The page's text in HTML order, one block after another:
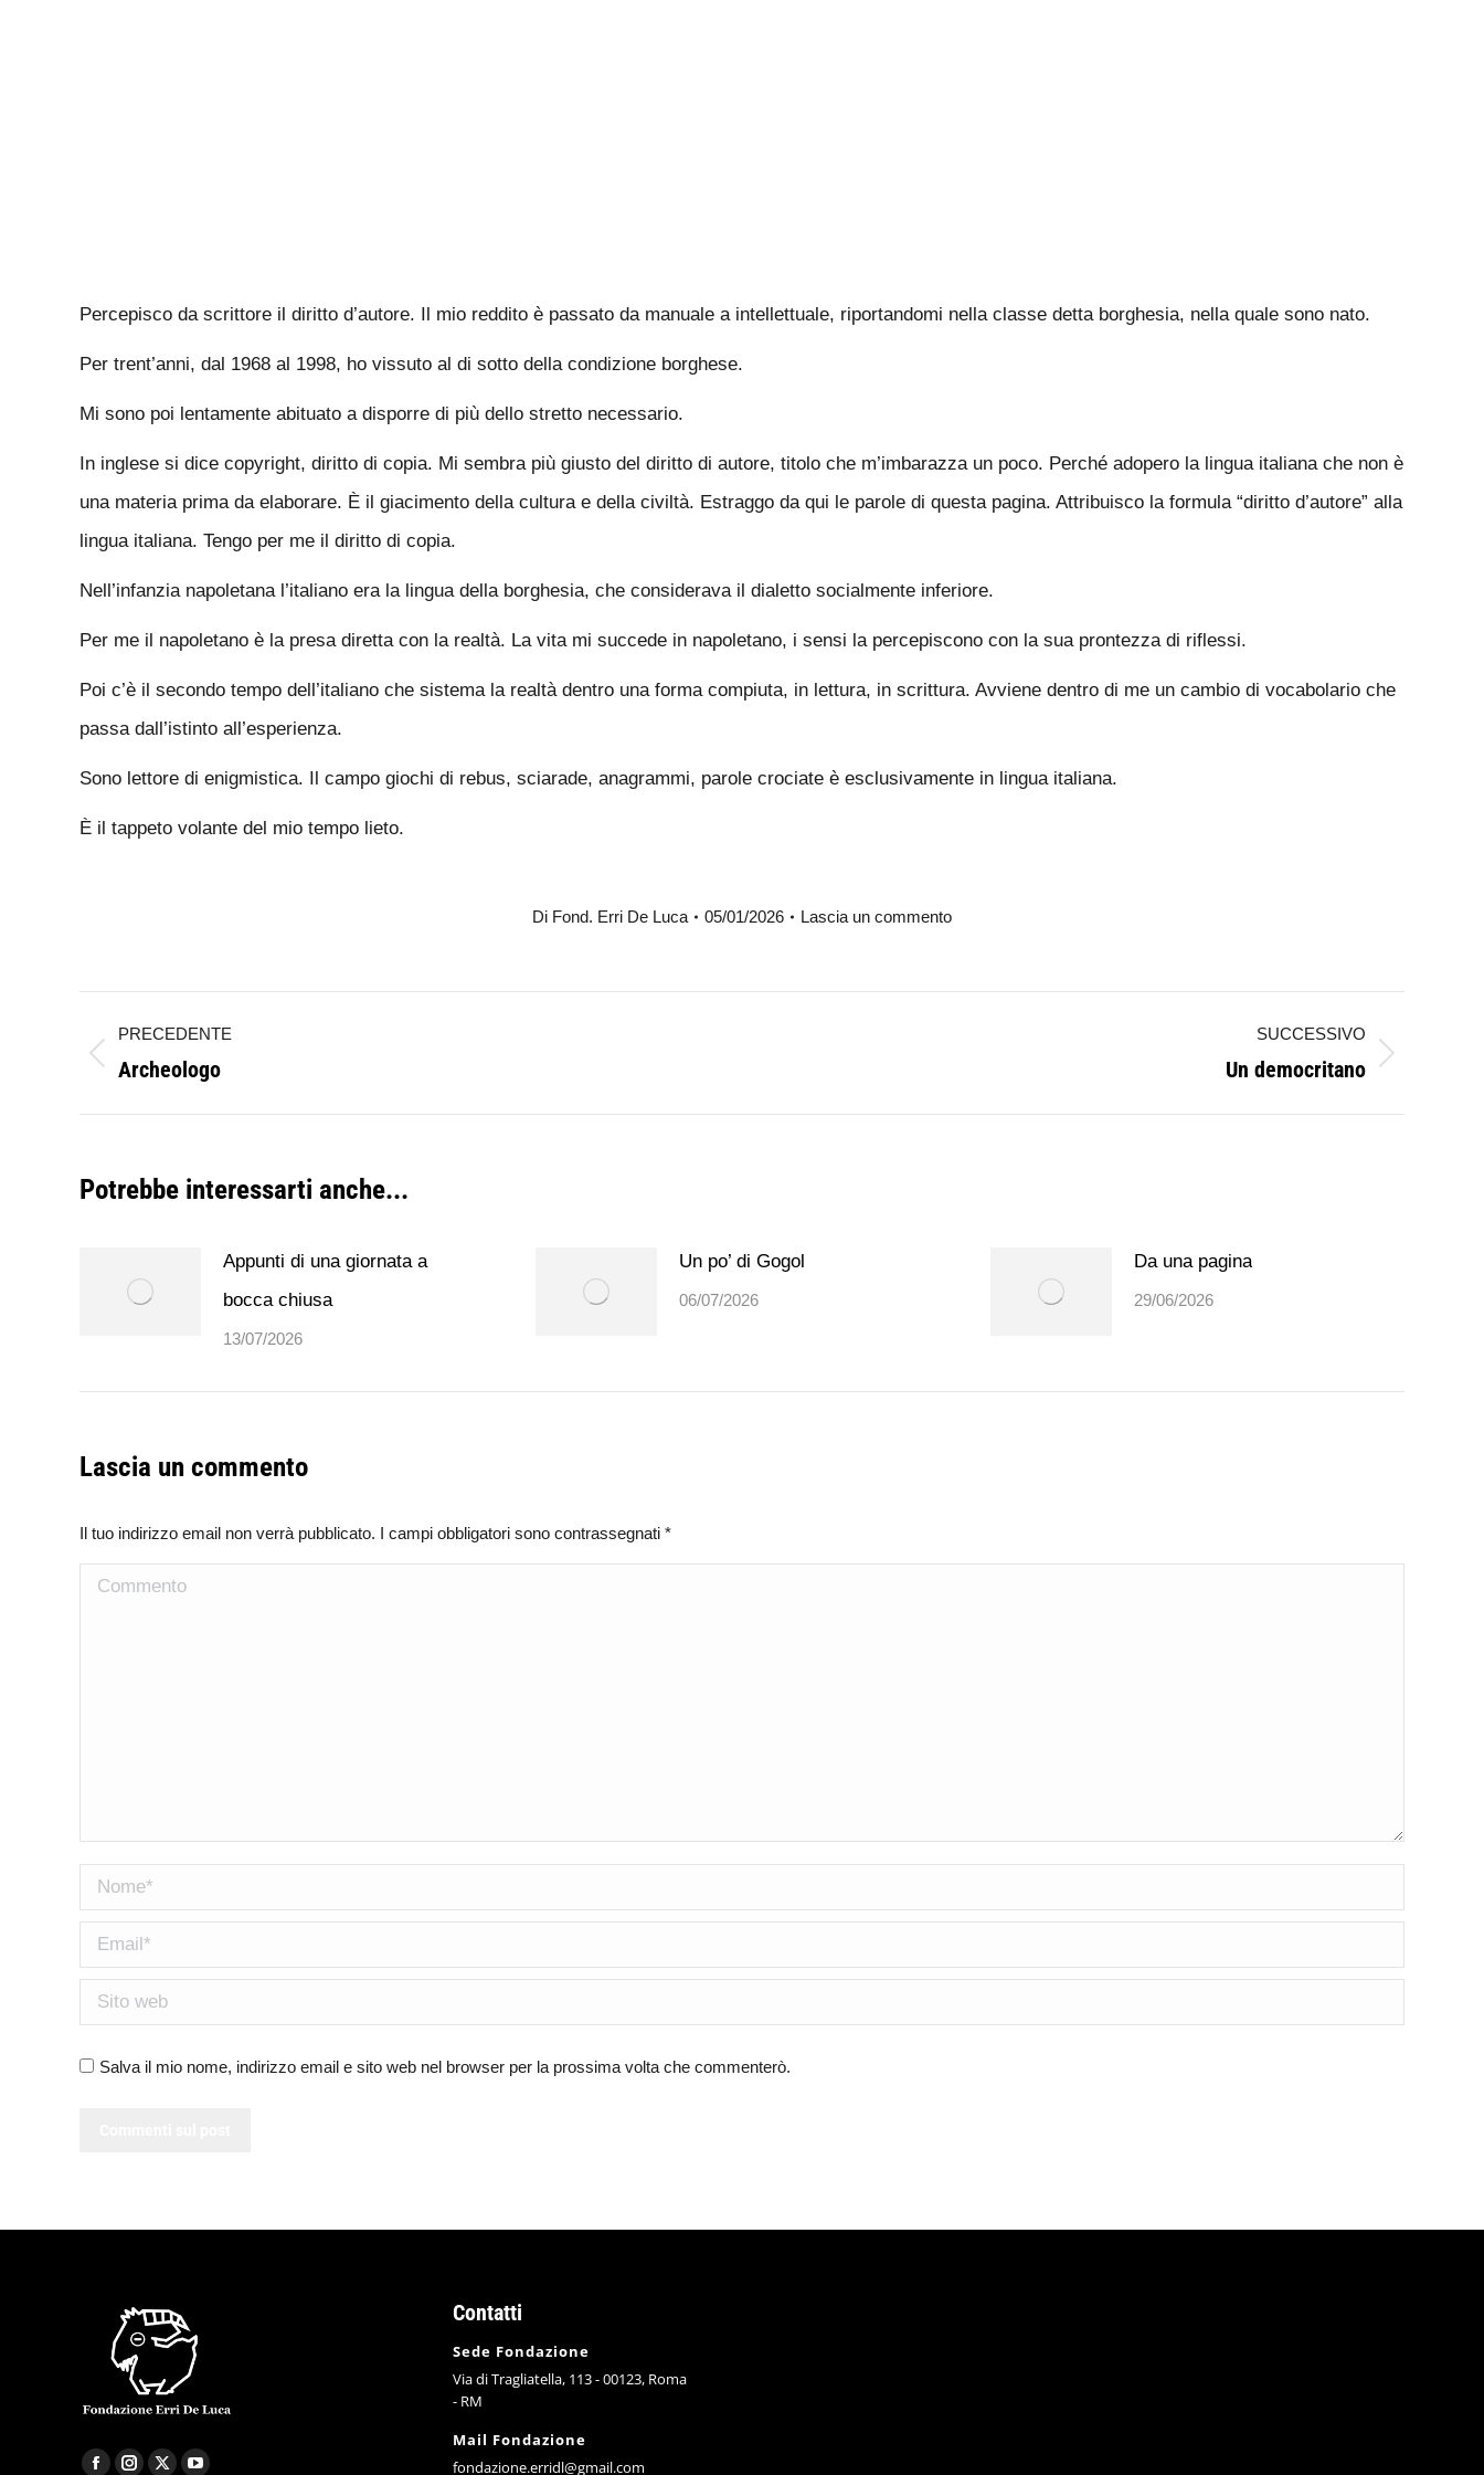
Percepisco da scrittore il diritto d’autore. Il mio reddito è passato da manuale a intellettuale, riportandomi nella classe detta borghesia, nella quale sono nato.
Per trent’anni, dal 1968 al 1998, ho vissuto al di sotto della condizione borghese.
Mi sono poi lentamente abituato a disporre di più dello stretto necessario.
In inglese si dice copyright, diritto di copia. Mi sembra più giusto del diritto di autore, titolo che m’imbarazza un poco. Perché adopero la lingua italiana che non è
una materia prima da elaborare. È il giacimento della cultura e della civiltà. Estraggo da qui le parole di questa pagina. Attribuisco la formula “diritto d’autore” alla
lingua italiana. Tengo per me il diritto di copia.
Nell’infanzia napoletana l’italiano era la lingua della borghesia, che considerava il dialetto socialmente inferiore.
Per me il napoletano è la presa diretta con la realtà. La vita mi succede in napoletano, i sensi la percepiscono con la sua prontezza di riflessi.
Poi c’è il secondo tempo dell’italiano che sistema la realtà dentro una forma compiuta, in lettura, in scrittura. Avviene dentro di me un cambio di vocabolario che
passa dall’istinto all’esperienza.
Sono lettore di enigmistica. Il campo giochi di rebus, sciarade, anagrammi, parole crociate è esclusivamente in lingua italiana.
È il tappeto volante del mio tempo lieto.
Di Fond. Erri De Luca 05/01/2026 Lascia un commento
tra
PRECEDENTE
Post
precedente:
Archeologo
SUCCESSIVO
post:
Un democritano
Potrebbe interessarti anche...
Appunti di una giornata a
bocca chiusa
13/07/2026
Un po’ di Gogol
06/07/2026
Da una pagina
29/06/2026
Lascia un commento
Il tuo indirizzo email non verrà pubblicato. I campi obbligatori sono contrassegnati *
Commento
Nome *
Email *
Sito web
Salva il mio nome, indirizzo email e sito web nel browser per la prossima volta che commenterò.
Contatti
Sede Fondazione
Via di Tragliatella, 113 - 00123, Roma
- RM
Mail Fondazione
fondazione.erridl@gmail.com